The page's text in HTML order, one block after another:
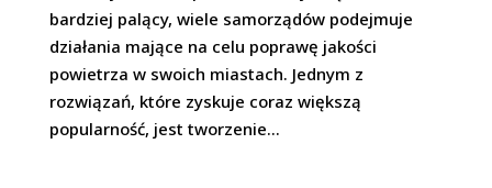
bardziej palący, wiele samorządów podejmuje
działania mające na celu poprawę jakości
powietrza w swoich miastach. Jednym z
rozwiązań, które zyskuje coraz większą
popularność, jest tworzenie...